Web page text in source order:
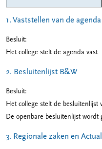
1. Vaststellen van de agenda
Besluit:
Het college stelt de agenda vast.
2. Besluitenlijst B&W
Besluit:
Het college stelt de besluitenlijst
De openbare besluitenlijst wordt
3. Regionale zaken en